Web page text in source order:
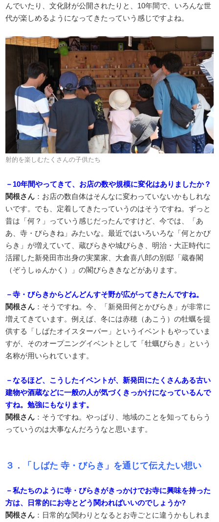
んでいたり、文化財が公開されたりと、10年間で、いろんな世
代が楽しめるようになってきたっていう感じですよね。
射的を楽しむたくさんの子供たち
－10年間やってきて、お店の数や規模に変化はありましたか？
関根さん ：お店の数自体はそんなに変わっていないかもしれな
いです。でも、定着してきたっていうのはそうですね。ずっと
昔は「何？」っていう感じだったんですけど、今では、「あ
あ、寺・びらきね」みたいな。最近ではいろいろな「何とかび
らき」が増えていて、蔵びらきや城びらき、明治・大正時代に
活躍した新発田市出身の実業家、大倉喜八郎の別邸「蔵春閣
（ぞうしゅんかく）」の閣びらききなどがあります。
－寺・びらきからどんどんすそ野が広がってきたんですね。
関根さん ：そうですね。今、「新発田何とかびらき」が非常に
増えてきています。例えば、冬には赤穂（あこう）の牡蠣を提
供する「しばたオイスターバー」というイベントもやっていま
すが、そのオープニングイベントとして「牡蠣びらき」という
名称が用いられています。
－なるほど、こうしたイベントが、新発田にたくさんある古い
建物や酒蔵などに一般の人が気づくきっかけになっているんで
すね。勉強にもなります。
関根さん ：そうですね。やっぱり、地域のことを知ってもらう
っていうのは大事なんだろうなと思います。
３．「しばた 寺・びらき」を通じて伝えたい想い
－私たちのように寺・びらきがきっかけでお寺に興味を持った
方は、日常的にお寺とどう関わればいいのでしょうか?
関根さん ：日常的な関わりとなるとお寺ごとに違うかもしれま